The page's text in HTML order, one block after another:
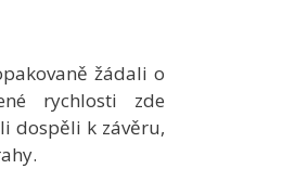
žádali o
rychlosti zde
dospěli k závěru,